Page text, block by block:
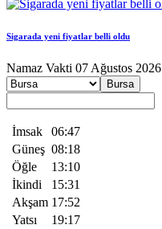
Sigarada yeni fiyatlar belli oldu
Namaz Vakti 07 Ağustos 2026
Bursa
İmsak
06:47
Güneş 08:18
Öğle
13:10
İkindi
15:31
Akşam 17:52
Yatsı
19:17